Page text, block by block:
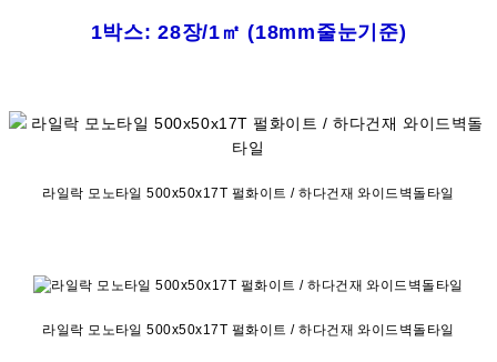
1박스: 28장/1㎡ (18mm줄눈기준)
라일락 모노타일 500x50x17T 펄화이트 / 하다건재 와이드벽돌타일
라일락 모노타일 500x50x17T 펄화이트 / 하다건재 와이드벽돌타일